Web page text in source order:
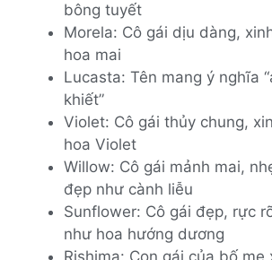
bông tuyết
Morela: Cô gái dịu dàng,
hoa mai
Lucasta: Tên mang ý nghĩa
khiết”
Violet: Cô gái thủy chung,
hoa Violet
Willow: Cô gái mảnh mai,
đẹp như cành liễu
Sunflower: Cô gái đẹp, rực
như hoa hướng dương